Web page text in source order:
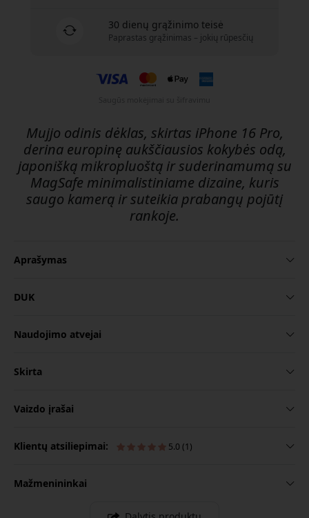
30 dienų grąžinimo teisė
Paprastas grąžinimas – jokių rūpesčių
Mujjo odinis dėklas, skirtas iPhone 16 Pro,
derina europinę aukščiausios kokybės odą,
japonišką mikropluoštą ir suderinamumą su
MagSafe minimalistiniame dizaine, kuris
saugo kamerą ir suteikia prabangų pojūtį
rankoje.
Aprašymas
DUK
Naudojimo atvejai
Skirta
Vaizdo įrašai
Klientų atsiliepimai: 5.0 (1)
Mažmenininkai